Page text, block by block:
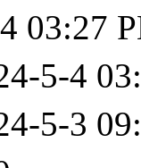
03:27
5-4
5-3